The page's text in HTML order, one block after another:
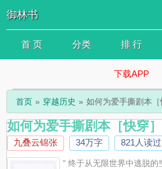
御林书
首 页 分类 排 行
下载APP
首页 穿越历史 如何为爱手撕剧本［
如何为爱手撕剧本［快穿］
九叠云锦张 34万字 821人读过
" 终于从无限世界中逃脱的